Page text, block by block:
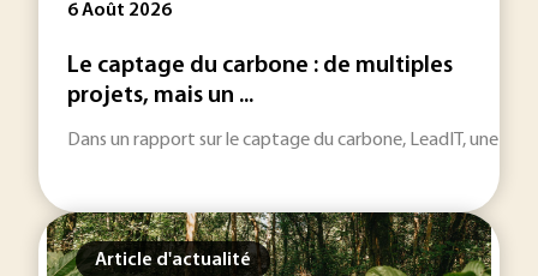
6 Août 2026
Le captage du carbone : de multiples
projets, mais un ...
Dans un rapport sur le captage du carbone, LeadIT, une
Article d'actualité